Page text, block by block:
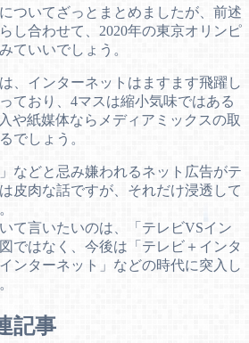
ついてざっとまとめましたが、前述
し合わせて、2020年の東京オリンピ
ていいでしょう。
、インターネットはますます飛躍し
ており、4マスは縮小気味ではある
や紙媒体ならメディアミックスの取
でしょう。
などと忌み嫌われるネット広告がテ
皮肉な話ですが、それだけ浸透して
て言いたいのは、「テレビVSイン
ではなく、今後は「テレビ＋インタ
ンターネット」などの時代に突入し
記事